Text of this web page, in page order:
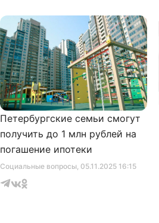
Социальные вопросы, 05.11.2025 16:15
Петербургские семьи смогут
получить до 1 млн рублей на
погашение ипотеки